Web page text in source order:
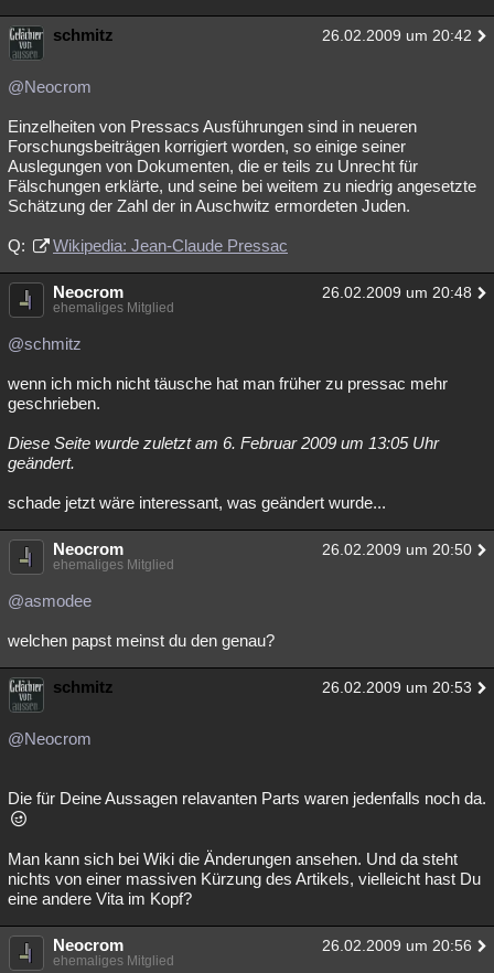
schmitz 26.02.2009 um 20:42
@Neocrom
Einzelheiten von Pressacs Ausführungen sind in neueren
Forschungsbeiträgen korrigiert worden, so einige seiner
Auslegungen von Dokumenten, die er teils zu Unrecht für
Fälschungen erklärte, und seine bei weitem zu niedrig angesetzte
Schätzung der Zahl der in Auschwitz ermordeten Juden.
Q: Wikipedia: Jean-Claude Pressac
Neocrom 26.02.2009 um 20:48
ehemaliges Mitglied
@schmitz
wenn ich mich nicht täusche hat man früher zu pressac mehr
geschrieben.
Diese Seite wurde zuletzt am 6. Februar 2009 um 13:05 Uhr
geändert.
schade jetzt wäre interessant, was geändert wurde...
Neocrom 26.02.2009 um 20:50
ehemaliges Mitglied
@asmodee
welchen papst meinst du den genau?
schmitz 26.02.2009 um 20:53
@Neocrom
Die für Deine Aussagen relavanten Parts waren jedenfalls noch da.
Man kann sich bei Wiki die Änderungen ansehen. Und da steht
nichts von einer massiven Kürzung des Artikels, vielleicht hast Du
eine andere Vita im Kopf?
Neocrom 26.02.2009 um 20:56
ehemaliges Mitglied